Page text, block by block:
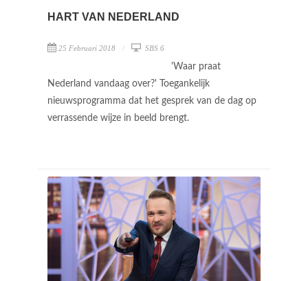
HART VAN NEDERLAND
25 Februari 2018 SBS 6
'Waar praat
Nederland vandaag over?' Toegankelijk
nieuwsprogramma dat het gesprek van de dag op
verrassende wijze in beeld brengt.